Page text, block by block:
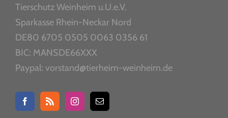
Tierschutz Weinheim u.U.e.V.
Sparkasse Rhein-Neckar Nord
DE80 6705 0505 0063 0356 61
BIC: MANSDE66XXX
Paypal: vorstand@tierheim-weinheim.de